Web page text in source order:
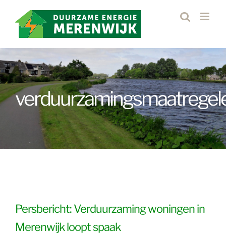
naar
inhoud
Persbericht: Verduurzaming woningen in
Merenwijk loopt spaak